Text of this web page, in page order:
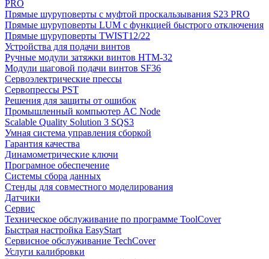
PRO
Прямые шуруповерты с муфтой проскальзывания S23 PRO
Прямые шуруповерты LUM с функцией быстрого отключения
Прямые шуруповерты TWIST12/22
Устройства для подачи винтов
Ручные модули затяжки винтов HTM-32
Модули шаговой подачи винтов SF36
Сервоэлектрические прессы
Сервопрессы PST
Решения для защиты от ошибок
Промышленный компьютер AC Node
Scalable Quality Solution 3 SQS3
Умная система управления сборкой
Гарантия качества
Динамометрические ключи
Програмное обеспечение
Системы сбора данных
Стенды для совместного моделирования
Датчики
Сервис
Техническое обслуживание по программе ToolCover
Быстрая настройка EasyStart
Cервисное обслуживание TechCover
Услуги калибровки